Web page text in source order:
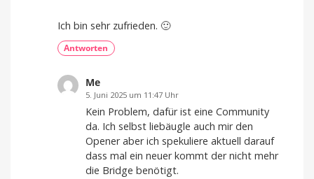
Ich bin sehr zufrieden. 🙂
Antworten
Me
5. Juni 2025 um 11:47 Uhr
Kein Problem, dafür ist eine Community
da. Ich selbst liebäugle auch mir den
Opener aber ich spekuliere aktuell darauf
dass mal ein neuer kommt der nicht mehr
die Bridge benötigt.